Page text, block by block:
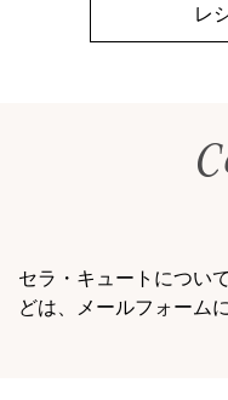
レ
セラ・キュートについ
どは、メールフォーム